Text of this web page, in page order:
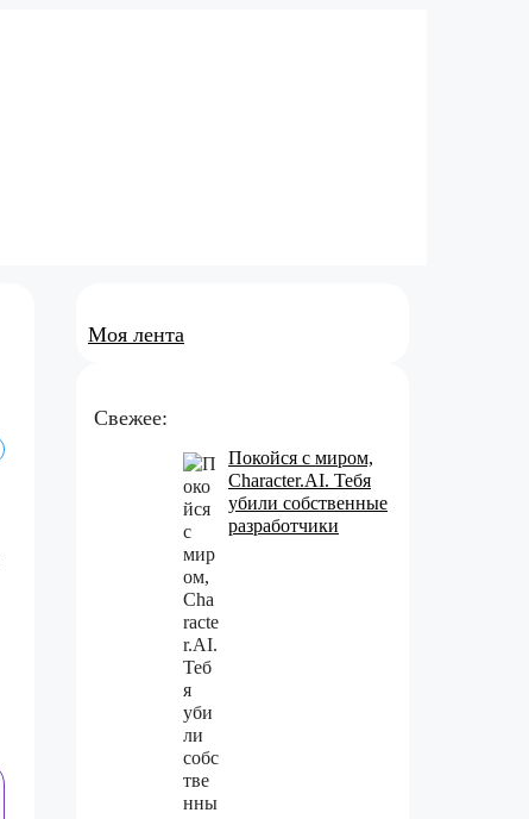
Моя лента
Свежее:
Покойся с миром,
Character.AI. Тебя
убили собственные
разработчики